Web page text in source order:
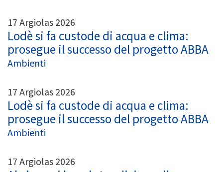
17 Argiolas 2026
Lodè si fa custode di acqua e clima:
prosegue il successo del progetto ABBA
Ambienti
17 Argiolas 2026
Lodè si fa custode di acqua e clima:
prosegue il successo del progetto ABBA
Ambienti
17 Argiolas 2026